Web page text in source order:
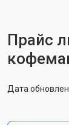
Прайс
Дата